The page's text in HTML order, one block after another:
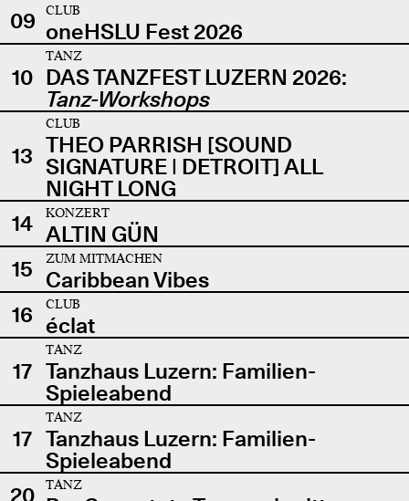
09
CLUB
oneHSLU Fest 2026
10
TANZ
DAS TANZFEST LUZERN 2026:
Tanz-Workshops
13
CLUB
THEO PARRISH [SOUND
SIGNATURE | DETROIT] ALL
NIGHT LONG
14
KONZERT
ALTIN GÜN
15
ZUM MITMACHEN
Caribbean Vibes
16
CLUB
éclat
17
TANZ
Tanzhaus Luzern: Familien-
Spieleabend
17
TANZ
Tanzhaus Luzern: Familien-
Spieleabend
20
TANZ